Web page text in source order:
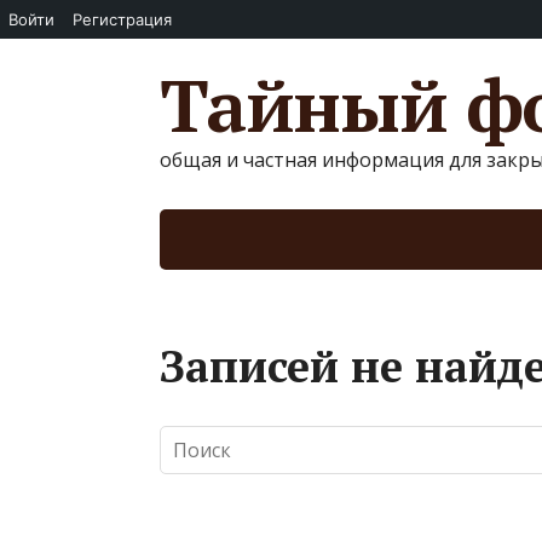
Войти Регистрация
Тайный
общая и частная информация для
Записей не